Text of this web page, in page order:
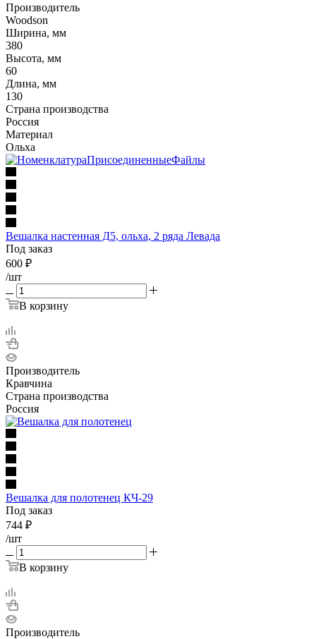
Производитель
Woodson
Ширина, мм
380
Высота, мм
60
Длина, мм
130
Страна производства
Россия
Материал
Ольха
Вешалка настенная Д5, ольха, 2 ряда Левада
Под заказ
600 ₽
/шт
В корзину
Производитель
Кравчина
Страна производства
Россия
Вешалка для полотенец КЧ-29
Под заказ
744 ₽
/шт
В корзину
Производитель